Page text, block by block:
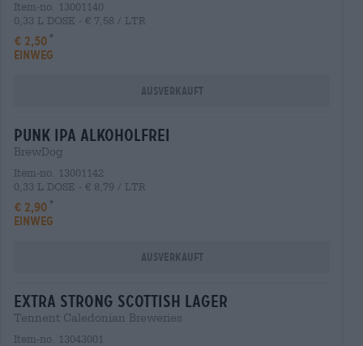
Item-no. 13001140
0,33 L DOSE - € 7,58 / LTR
€ 2,50
EINWEG
Ausverkauft
punk ipa alkoholfrei
BrewDog
Item-no. 13001142
0,33 L DOSE - € 8,79 / LTR
€ 2,90
EINWEG
Ausverkauft
extra strong scottish lager
Tennent Caledonian Breweries
Item-no. 13043001